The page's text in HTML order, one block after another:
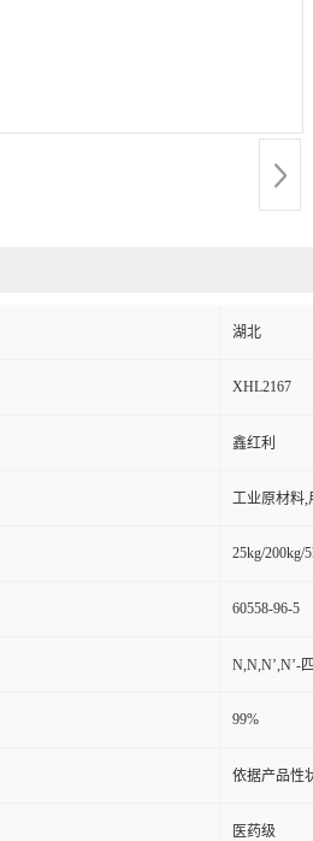
湖北
XHL2167
鑫红利
工业原材料,
25kg/200kg/
60558-96-5
N,N,N’,N’-
99%
依据产品性
医药级